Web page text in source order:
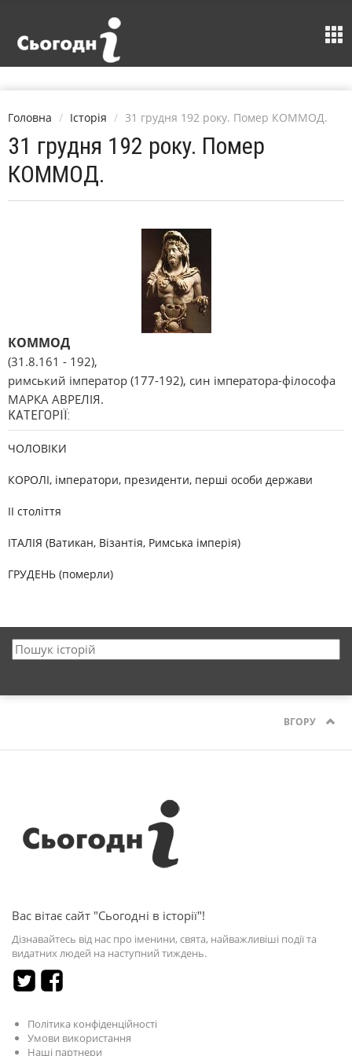
Головна Історія 31 грудня 192 року. Помер КОММОД.
31 грудня 192 року. Помер
КОММОД.
КОММОД
(31.8.161 - 192),
римський імператор (177-192), син імператора-філософа
МАРКА АВРЕЛІЯ.
КАТЕГОРІЇ:
ЧОЛОВІКИ
КОРОЛІ, імператори, президенти, перші особи держави
II століття
ІТАЛІЯ (Ватикан, Візантія, Римська імперія)
ГРУДЕНЬ (померли)
ВГОРУ
Вас вітає сайт "Сьогодні в історії"!
Дізнавайтесь від нас про іменини, свята, найважливіші події та
видатних людей на наступний тиждень.
Політика конфіденційності
Умови використання
Наші партнери